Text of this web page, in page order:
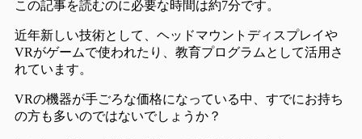
この記事を読むのに必要な時間は約7分です。
近年新しい技術として、ヘッドマウントディスプレイや
VRがゲームで使われたり、教育プログラムとして活用さ
れています。
VRの機器が手ごろな価格になっている中、すでにお持ち
の方も多いのではないでしょうか？